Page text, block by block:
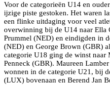
Voor de categorieën U14 en
ijzige piste gestoken. Het waren
een flinke uitdaging voor veel
overwinning bij de U14 naar Ella
Prummel (NED) en eindigden in
(NED) en George Brown (GBR)
categorie U18 ging de winst naar
Penneck (GBR). Maureen
wonnen in de categorie U21, bij
(LUX) bovenaan en Berend Jan